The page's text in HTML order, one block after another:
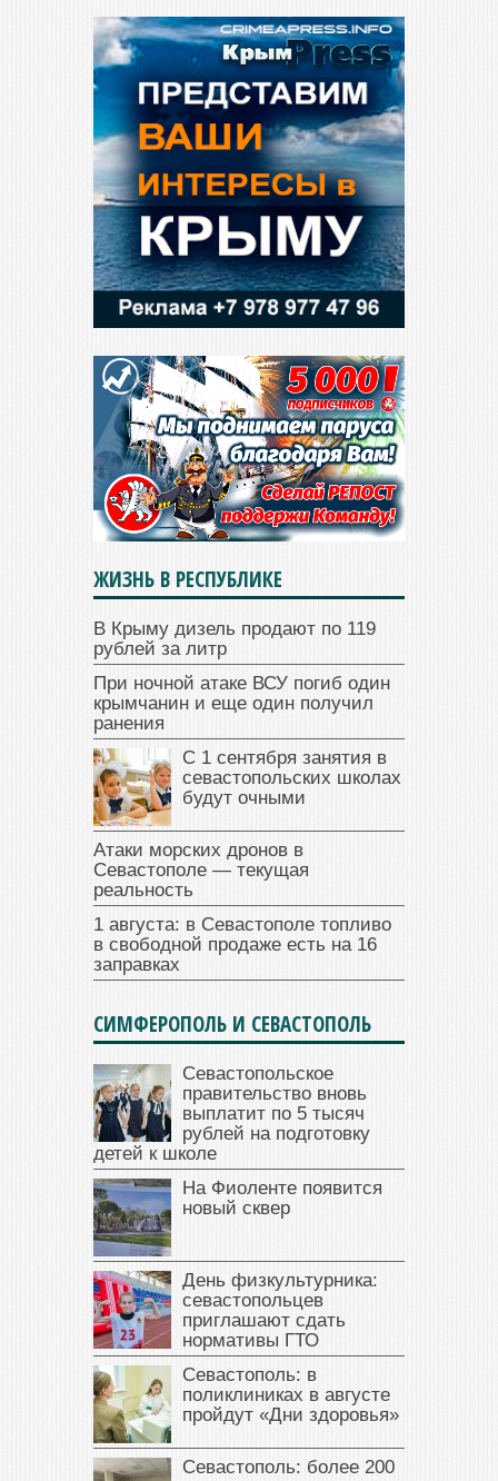
ЖИЗНЬ В РЕСПУБЛИКЕ
В Крыму дизель продают по 119
рублей за литр
При ночной атаке ВСУ погиб один
крымчанин и еще один получил
ранения
С 1 сентября занятия в
севастопольских школах
будут очными
Атаки морских дронов в
Севастополе — текущая
реальность
1 августа: в Севастополе топливо
в свободной продаже есть на 16
заправках
СИМФЕРОПОЛЬ И СЕВАСТОПОЛЬ
Севастопольское
правительство вновь
выплатит по 5 тысяч
рублей на подготовку
детей к школе
На Фиоленте появится
новый сквер
День физкультурника:
севастопольцев
приглашают сдать
нормативы ГТО
Севастополь: в
поликлиниках в августе
пройдут «Дни здоровья»
Севастополь: более 200